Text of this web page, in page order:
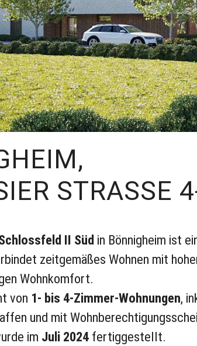
STRASSE 4-
II Süd in Bönnigheim ist
zeitgemäßes Wohnen mit
Wohnkomfort.
von 1- bis 4-Zimmer-Wohnungen,
und mit
im Juli 2024 fertiggestellt.